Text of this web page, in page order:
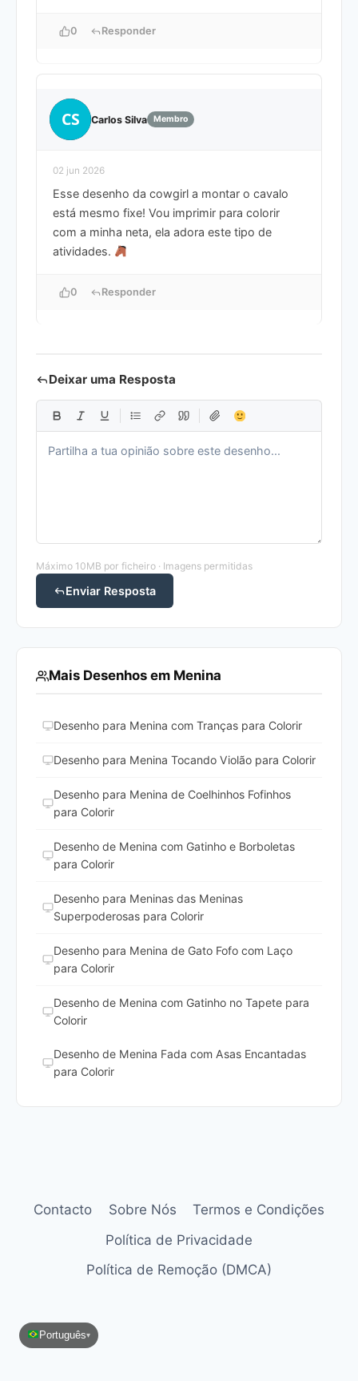
0 Responder
CS Carlos Silva Membro
02 jun 2026
Esse desenho da cowgirl a montar o cavalo
está mesmo fixe! Vou imprimir para colorir
com a minha neta, ela adora este tipo de
atividades.
0 Responder
Deixar uma Resposta
Máximo 10MB por ficheiro · Imagens permitidas
Enviar Resposta
Mais Desenhos em Menina
Desenho para Menina com Tranças para Colorir
Desenho para Menina Tocando Violão para Colorir
Desenho para Menina de Coelhinhos Fofinhos
para Colorir
Desenho de Menina com Gatinho e Borboletas
para Colorir
Desenho para Meninas das Meninas
Superpoderosas para Colorir
Desenho para Menina de Gato Fofo com Laço
para Colorir
Desenho de Menina com Gatinho no Tapete para
Colorir
Desenho de Menina Fada com Asas Encantadas
para Colorir
Contacto Sobre Nós
Termos e Condições
Política de Privacidade
Política de Remoção (DMCA)
Português▾